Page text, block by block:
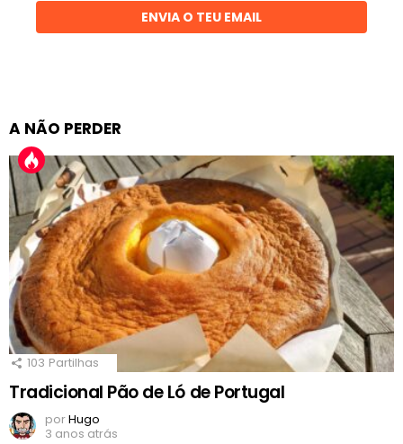
ENVIA O TEU EMAIL
A NÃO PERDER
103 Partilhas
Tradicional Pão de Ló de Portugal
porHugo
3 anos atrás